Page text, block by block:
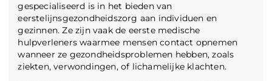
gespecialiseerd is in het bieden van
eerstelijnsgezondheidszorg aan individuen en
gezinnen. Ze zijn vaak de eerste medische
hulpverleners waarmee mensen contact opnemen
wanneer ze gezondheidsproblemen hebben, zoals
ziekten, verwondingen, of lichamelijke klachten.